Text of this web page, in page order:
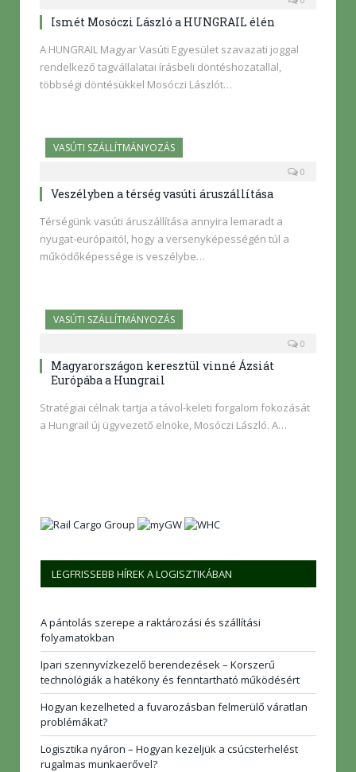
Ismét Mosóczi László a HUNGRAIL élén
A HUNGRAIL Magyar Vasúti Egyesület szavazati joggal
rendelkező tagvállalatai írásbeli döntéshozatallal,
többségi döntésükkel Mosóczi Lászlót…
VASÚTI SZÁLLÍTMÁNYOZÁS
0
Veszélyben a térség vasúti áruszállítása
Térségünk vasúti áruszállítása annyira lemaradt a
nyugat-európaitól, hogy a versenyképességén túl a
működőképessége is veszélybe…
VASÚTI SZÁLLÍTMÁNYOZÁS
0
Magyarországon keresztül vinné Ázsiát
Európába a Hungrail
Stratégiai célnak tartja a távol-keleti forgalom fokozását
a Hungrail új ügyvezető elnöke, Mosóczi László. A…
LEGFRISSEBB HÍREK A LOGISZTIKÁBAN
A pántolás szerepe a raktározási és szállítási
folyamatokban
Ipari szennyvízkezelő berendezések – Korszerű
technológiák a hatékony és fenntartható működésért
Hogyan kezelheted a fuvarozásban felmerülő váratlan
problémákat?
Logisztika nyáron – Hogyan kezeljük a csúcsterhelést
rugalmas munkaerővel?